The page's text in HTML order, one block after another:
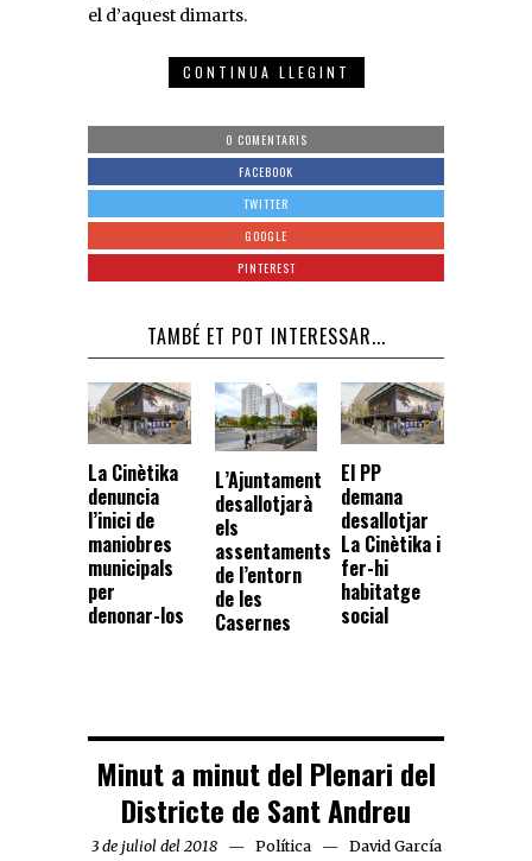
el d’aquest dimarts.
CONTINUA LLEGINT
0 COMENTARIS
FACEBOOK
TWITTER
GOOGLE
PINTEREST
TAMBÉ ET POT INTERESSAR...
La Cinètika
denuncia
l’inici de
maniobres
municipals
per
denonar-los
L’Ajuntament
desallotjarà
els
assentaments
de l’entorn
de les
Casernes
El PP
demana
desallotjar
La Cinètika i
fer-hi
habitatge
social
Minut a minut del Plenari del
Districte de Sant Andreu
3 de juliol del 2018 Política
David García